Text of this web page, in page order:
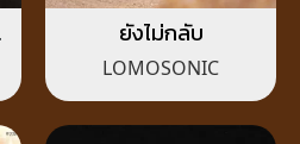
ยังไม่กลับ
LOMOSONIC